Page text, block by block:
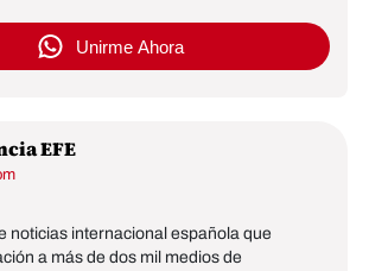
Unirme Ahora
EFE
noticias internacional española que
a más de dos mil medios de